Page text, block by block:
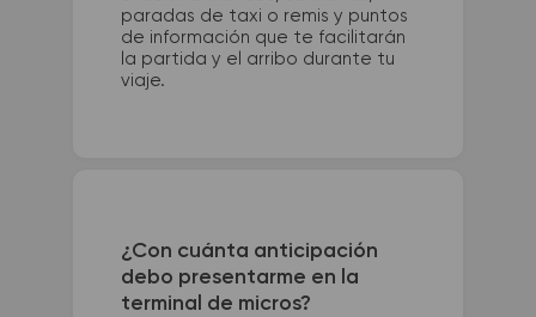
paradas de taxi o remis y puntos
de información que te facilitarán
la partida y el arribo durante tu
viaje.
¿Con cuánta anticipación
debo presentarme en la
terminal de micros?